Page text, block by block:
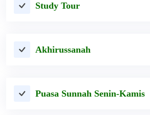
Study Tour
Akhirussanah
Puasa Sunnah Senin-Kamis